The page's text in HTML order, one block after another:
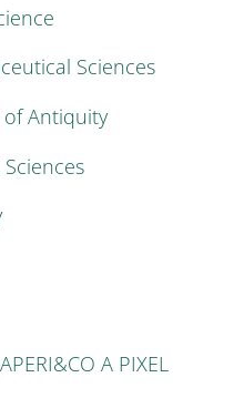
Sciences
of Antiquity
A PIXEL